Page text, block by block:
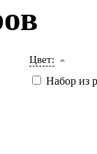
Цвет:
Набор из